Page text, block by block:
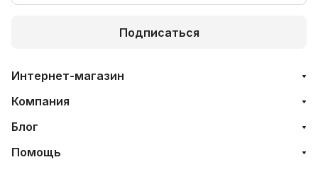
Подписаться
Интернет-магазин
Компания
Блог
Помощь